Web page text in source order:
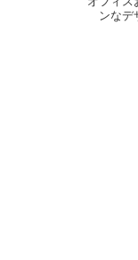
ンなデ